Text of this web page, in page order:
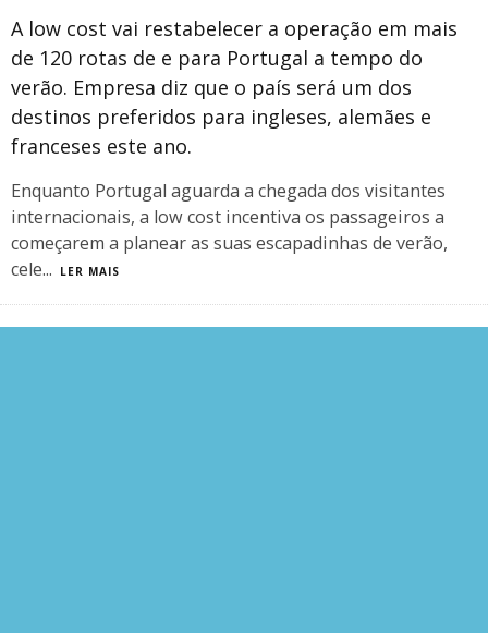
A low cost vai restabelecer a operação em mais
de 120 rotas de e para Portugal a tempo do
verão. Empresa diz que o país será um dos
destinos preferidos para ingleses, alemães e
franceses este ano.
Enquanto Portugal aguarda a chegada dos visitantes
internacionais, a low cost incentiva os passageiros a
começarem a planear as suas escapadinhas de verão,
cele... LER MAIS